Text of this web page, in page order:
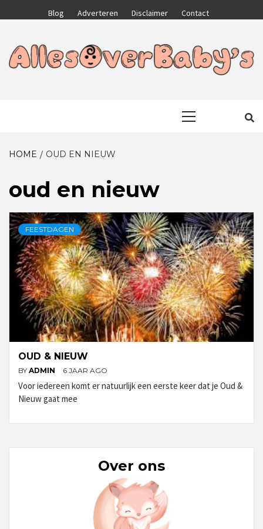
to
Blog Adverteren Disclaimer Contact
HOME OUD EN NIEUW
oud en nieuw
FEESTDAGEN
OUD & NIEUW
BY ADMIN 6 JAAR AGO
Voor iedereen komt er natuurlijk een eerste keer dat je Oud &
Nieuw gaat mee
Over ons